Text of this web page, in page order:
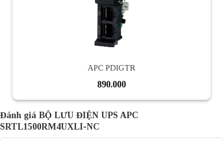
APC PDIGTR
890.000
Đánh giá BỘ LƯU ĐIỆN UPS APC
SRTL1500RM4UXLI-NC